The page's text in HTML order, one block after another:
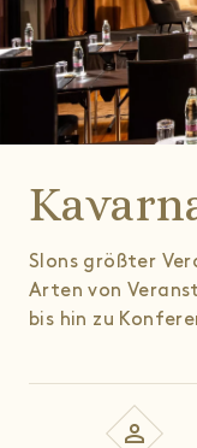
Slons größter
Arten von
bis hin zu